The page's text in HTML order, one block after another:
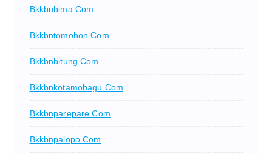
Bkkbnbima.com
Bkkbntomohon.com
Bkkbnbitung.com
Bkkbnkotamobagu.com
Bkkbnparepare.com
Bkkbnpalopo.com